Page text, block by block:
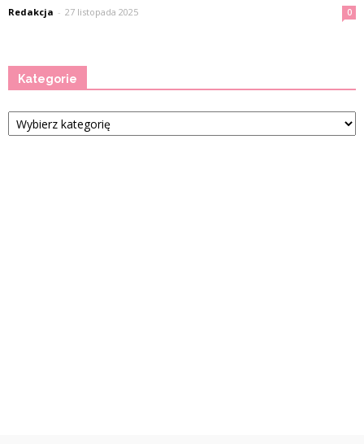
Redakcja - 27 listopada 2025 0
Kategorie
Kategorie